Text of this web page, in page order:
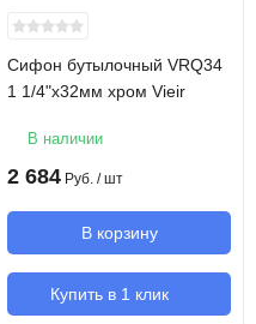
Сифон бутылочный VRQ34
1 1/4"х32мм хром Vieir
В наличии
2 684 Руб. / шт
В корзину
Купить в 1 клик